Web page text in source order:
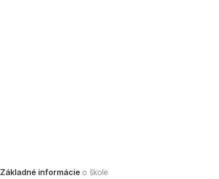
Základné informácie o škole